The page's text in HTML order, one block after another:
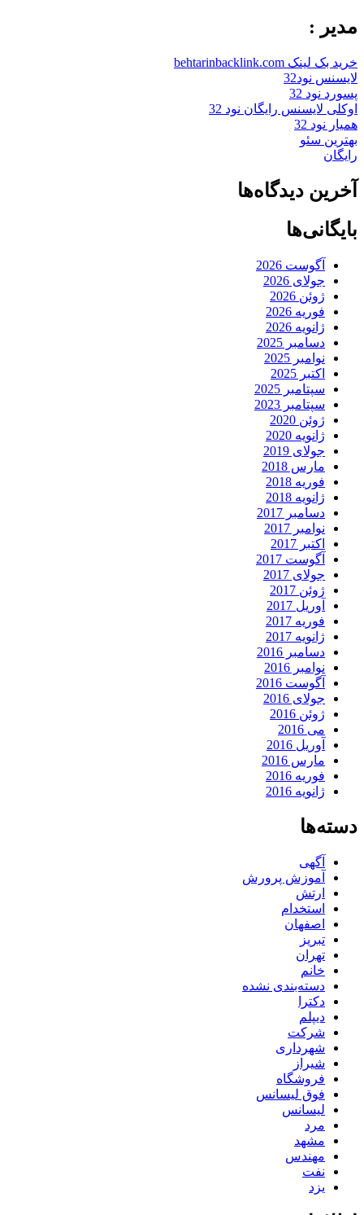
مدیر :
خرید بک لینک behtarinbacklink.com
لایسنس نود32
پسورد نود 32
اوکلی لایسنس رایگان نود 32
همیار نود 32
بهترین سئو
رایگان
آخرین دیدگاه‌ها
بایگانی‌ها
آگوست 2026
جولای 2026
ژوئن 2026
فوریه 2026
ژانویه 2026
دسامبر 2025
نوامبر 2025
اکتبر 2025
سپتامبر 2025
سپتامبر 2023
ژوئن 2020
ژانویه 2020
جولای 2019
مارس 2018
فوریه 2018
ژانویه 2018
دسامبر 2017
نوامبر 2017
اکتبر 2017
آگوست 2017
جولای 2017
ژوئن 2017
آوریل 2017
فوریه 2017
ژانویه 2017
دسامبر 2016
نوامبر 2016
آگوست 2016
جولای 2016
ژوئن 2016
می 2016
آوریل 2016
مارس 2016
فوریه 2016
ژانویه 2016
دسته‌ها
آگهی
آموزش پرورش
ارتش
استخدام
اصفهان
تبریز
تهران
خانم
دسته‌بندی نشده
دکترا
دیپلم
شرکت
شهرداری
شیراز
فروشگاه
فوق لیسانس
لیسانس
مرد
مشهد
مهندس
نفت
یزد